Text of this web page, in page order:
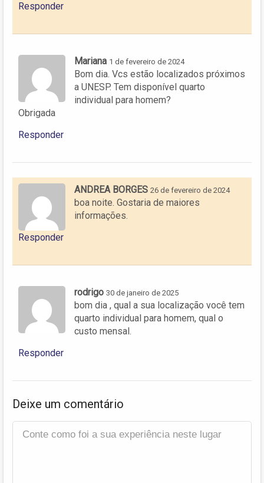
Responder
Mariana 1 de fevereiro de 2024
Bom dia. Vcs estão localizados próximos
a UNESP. Tem disponível quarto
individual para homem?
Obrigada
Responder
ANDREA BORGES 26 de fevereiro de 2024
boa noite. Gostaria de maiores
informações.
Responder
rodrigo 30 de janeiro de 2025
bom dia , qual a sua localização você tem
quarto individual para homem, qual o
custo mensal.
Responder
Deixe um comentário